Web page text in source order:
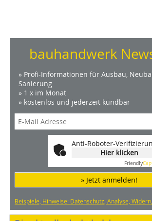
bauhandwerk
» Profi-Informationen für Ausbau,
Sanierung
» 1 x im Monat
» kostenlos und jederzeit kündbar
Anti-Roboter-
Hier klicken
Friendly
» Jetzt anmelden!
Beispiele, Hinweise: Datenschutz, Analyse,